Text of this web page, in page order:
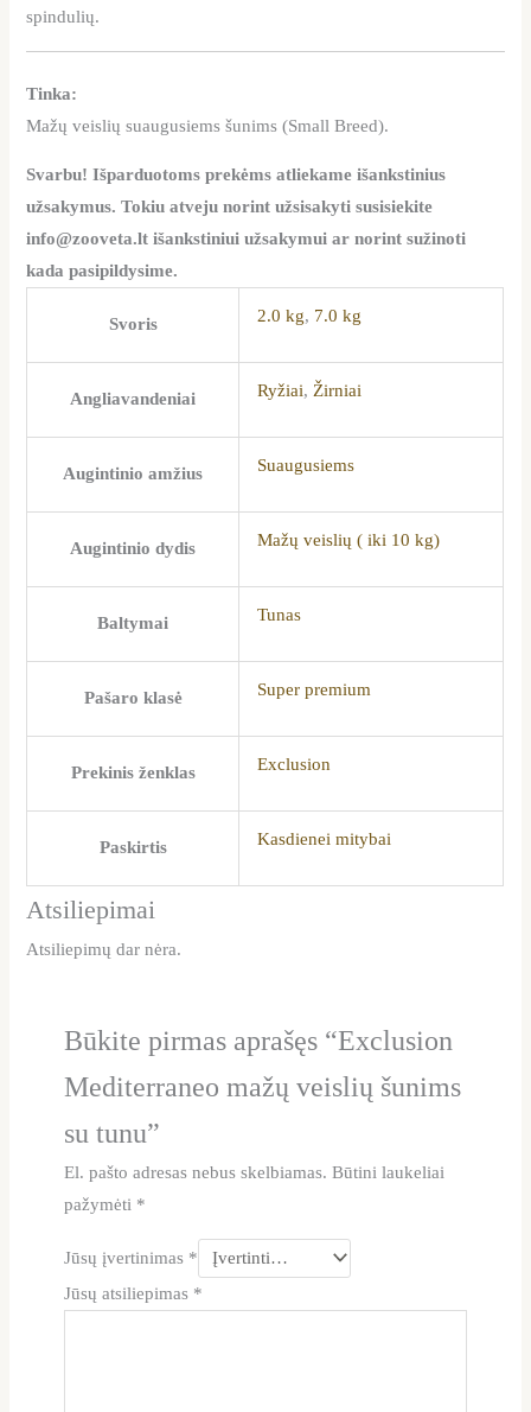
spindulių.
Tinka:
Mažų veislių suaugusiems šunims (Small Breed).
Svarbu! Išparduotoms prekėms atliekame išankstinius
užsakymus. Tokiu atveju norint užsisakyti susisiekite
info@zooveta.lt išankstiniui užsakymui ar norint sužinoti
kada pasipildysime.
Svoris 2.0 kg, 7.0 kg
Angliavandeniai Ryžiai,Žirniai
Augintinio amžius Suaugusiems
Augintinio dydis Mažų veislių ( iki 10 kg)
Baltymai Tunas
Pašaro klasė Super premium
Prekinis ženklas Exclusion
Paskirtis Kasdienei mitybai
Atsiliepimai
Atsiliepimų dar nėra.
Būkite pirmas aprašęs “Exclusion
Mediterraneo mažų veislių šunims
su tunu”
El. pašto adresas nebus skelbiamas. Būtini laukeliai
pažymėti *
Jūsų įvertinimas *
Jūsų atsiliepimas *